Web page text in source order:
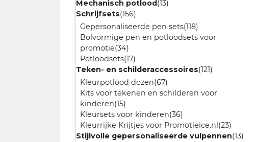
Mechanisch potlood(13)
Schrijfsets(156)
Gepersonaliseerde pen sets(118)
Bolvormige pen en potloodsets voor
promotie(34)
Potloodsets(17)
Teken- en schilderaccessoires(121)
Kleurpotlood dozen(67)
Kits voor tekenen en schilderen voor
kinderen(15)
Kleursets voor kinderen(36)
Kleurrijke Krijtjes voor Promotieice.nl(23)
Stijlvolle gepersonaliseerde vulpennen(13)